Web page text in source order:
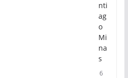
nti
ag
o
Mi
na
s
6